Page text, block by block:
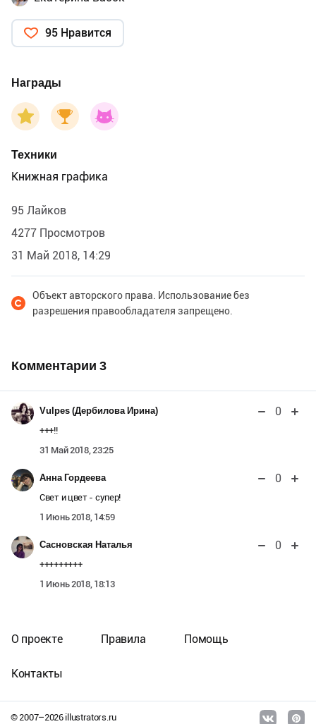
95 Нравится
Награды
Техники
Книжная графика
95 Лайков
4277 Просмотров
31 Май 2018, 14:29
Объект авторского права. Использование без
разрешения правообладателя запрещено.
Комментарии 3
Vulpes (Дербилова Ирина) 0
+++!!
31 Май 2018, 23:25
Анна Гордеева 0
Свет и цвет - супер!
1 Июнь 2018, 14:59
Сасновская Наталья 0
+++++++++
1 Июнь 2018, 18:13
© 2007–2026illustrators.ru
О проекте Правила Помощь
Контакты